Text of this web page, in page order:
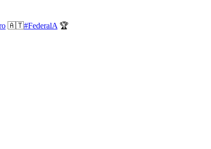
🇦🇹#FederalA🏆